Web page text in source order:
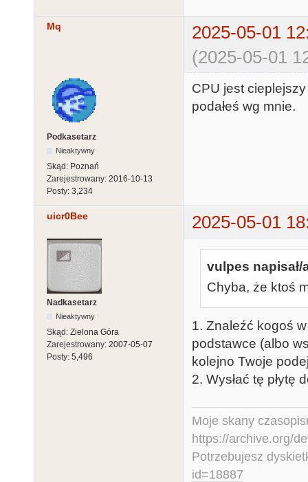
Mq
2025-05-01
(2025-05-01
Podkasetarz
Nieaktywny
Skąd: Poznań
Zarejestrowany: 2016-10-13
Posty: 3,234
CPU jest
podałeś wg mnie.
uicr0Bee 2025-05-01
Nadkasetarz
Nieaktywny
Skąd: Zielona Góra
Zarejestrowany: 2007-05-07
Posty: 5,496
vulpes napisał/
Chyba, że ktoś
1. Znaleźć kogoś
podstawce (albo
kolejno Twoje
2. Wysłać tę płytę
Moje skany
https://archive.org/
Potrzebujesz
id=18887